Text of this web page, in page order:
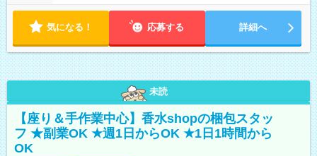
気になる！ 応募する 詳細へ
未読
【座り＆手作業中心】香水shopの梱包スタッ
フ ★副業OK ★週1日からOK ★1日1時間から
OK